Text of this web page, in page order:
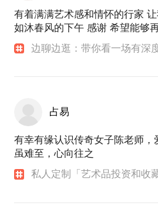
有着满满艺术感和情怀的行家
如沐春风的下午 感谢 希望能够
边聊边逛：带你看一场有深
占易
有幸有缘认识传奇女子陈老师，
虽难至，心向往之
私人定制「艺术品投资和收